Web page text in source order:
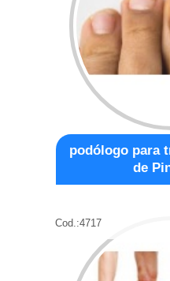
podólogo para
de
Cod.:4717